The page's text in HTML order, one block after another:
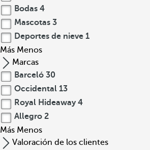
Bodas 4
Mascotas 3
Deportes de nieve 1
Más Menos
Marcas
Barceló 30
Occidental 13
Royal Hideaway 4
Allegro 2
Más Menos
Valoración de los clientes